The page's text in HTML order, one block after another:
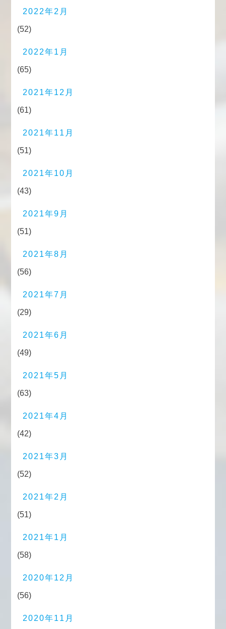
2022年2月
(52)
2022年1月
(65)
2021年12月
(61)
2021年11月
(51)
2021年10月
(43)
2021年9月
(51)
2021年8月
(56)
2021年7月
(29)
2021年6月
(49)
2021年5月
(63)
2021年4月
(42)
2021年3月
(52)
2021年2月
(51)
2021年1月
(58)
2020年12月
(56)
2020年11月